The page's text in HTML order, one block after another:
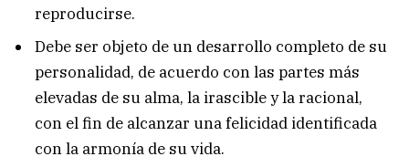
reproducirse.
Debe ser objeto de un desarrollo completo de su
personalidad, de acuerdo con las partes más
elevadas de su alma, la irascible y la racional,
con el fin de alcanzar una felicidad identificada
con la armonía de su vida.